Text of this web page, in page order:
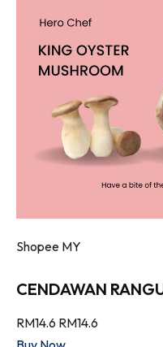
Shopee MY
CENDAWAN
RM14.6 RM14.6